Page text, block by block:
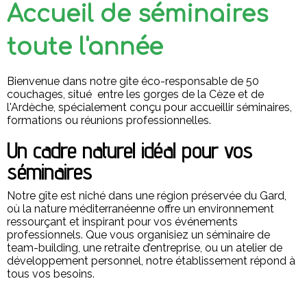
Accueil de séminaires
toute l'année
Bienvenue dans notre gite éco-responsable de 50
couchages, situé entre les gorges de la Cèze et de
l'Ardèche, spécialement conçu pour accueillir séminaires,
formations ou réunions professionnelles.
Un cadre naturel idéal pour vos
séminaires
Notre gîte est niché dans une région préservée du Gard,
où la nature méditerranéenne offre un environnement
ressourçant et inspirant pour vos événements
professionnels. Que vous organisiez un séminaire de
team-building, une retraite d’entreprise, ou un atelier de
développement personnel, notre établissement répond à
tous vos besoins.